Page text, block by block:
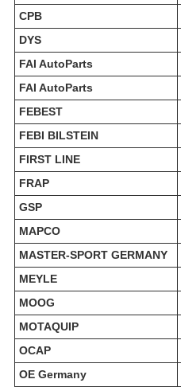
CPB
DYS
FAI AutoParts
FAI AutoParts
FEBEST
FEBI BILSTEIN
FIRST LINE
FRAP
GSP
MAPCO
MASTER-SPORT GERMANY
MEYLE
MOOG
MOTAQUIP
OCAP
OE Germany